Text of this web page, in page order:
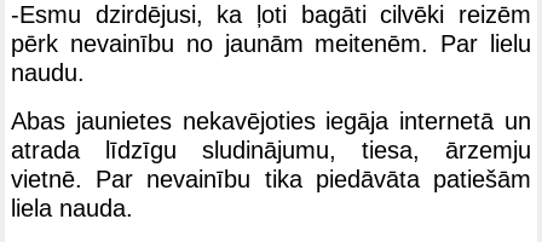
-Esmu dzirdējusi, ka ļoti bagāti cilvēki reizēm
pērk nevainību no jaunām meitenēm. Par lielu
naudu.
Abas jaunietes nekavējoties iegāja internetā un
atrada līdzīgu sludinājumu, tiesa, ārzemju
vietnē. Par nevainību tika piedāvāta patiešām
liela nauda.